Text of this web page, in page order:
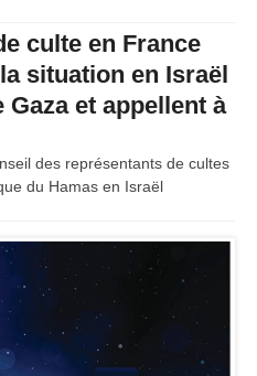
culte en France
situation en Israël
Gaza et appellent à
des représentants de cultes
du Hamas en Israël